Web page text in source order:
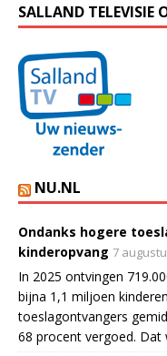
SALLAND TELEVISIE
NU.NL
Ondanks hogere
kinderopvang 7
In 2025 ontvingen
bijna 1,1 miljoen
toeslagontvangers
68 procent vergoed. Dat